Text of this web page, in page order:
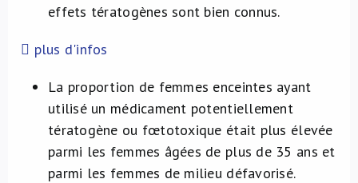
effets tératogènes sont bien connus.
plus d'infos
La proportion de femmes enceintes ayant
utilisé un médicament potentiellement
tératogène ou fœtotoxique était plus élevée
parmi les femmes âgées de plus de 35 ans et
parmi les femmes de milieu défavorisé.